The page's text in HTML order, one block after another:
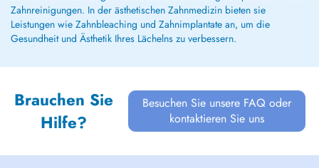
Zahnreinigungen. In der ästhetischen Zahnmedizin bieten sie
Leistungen wie Zahnbleaching und Zahnimplantate an, um die
Gesundheit und Ästhetik Ihres Lächelns zu verbessern.
Brauchen Sie
Hilfe?
Besuchen Sie unsere FAQ oder
kontaktieren Sie uns